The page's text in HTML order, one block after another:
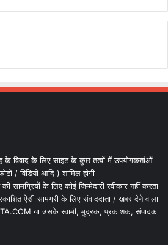
के विवाद के लिए साइट के कुछ तत्वों में उपयोगकर्ताओं
/ विडियो आदि ) शामिल होगी
के लिए कोई जिम्मेदारी स्वीकार नहीं करता
ऐसी सामग्री के लिए संवाददाता / खबर देने वाला
या उसके स्वामी, मुद्रक, प्रकाशक, संपादक